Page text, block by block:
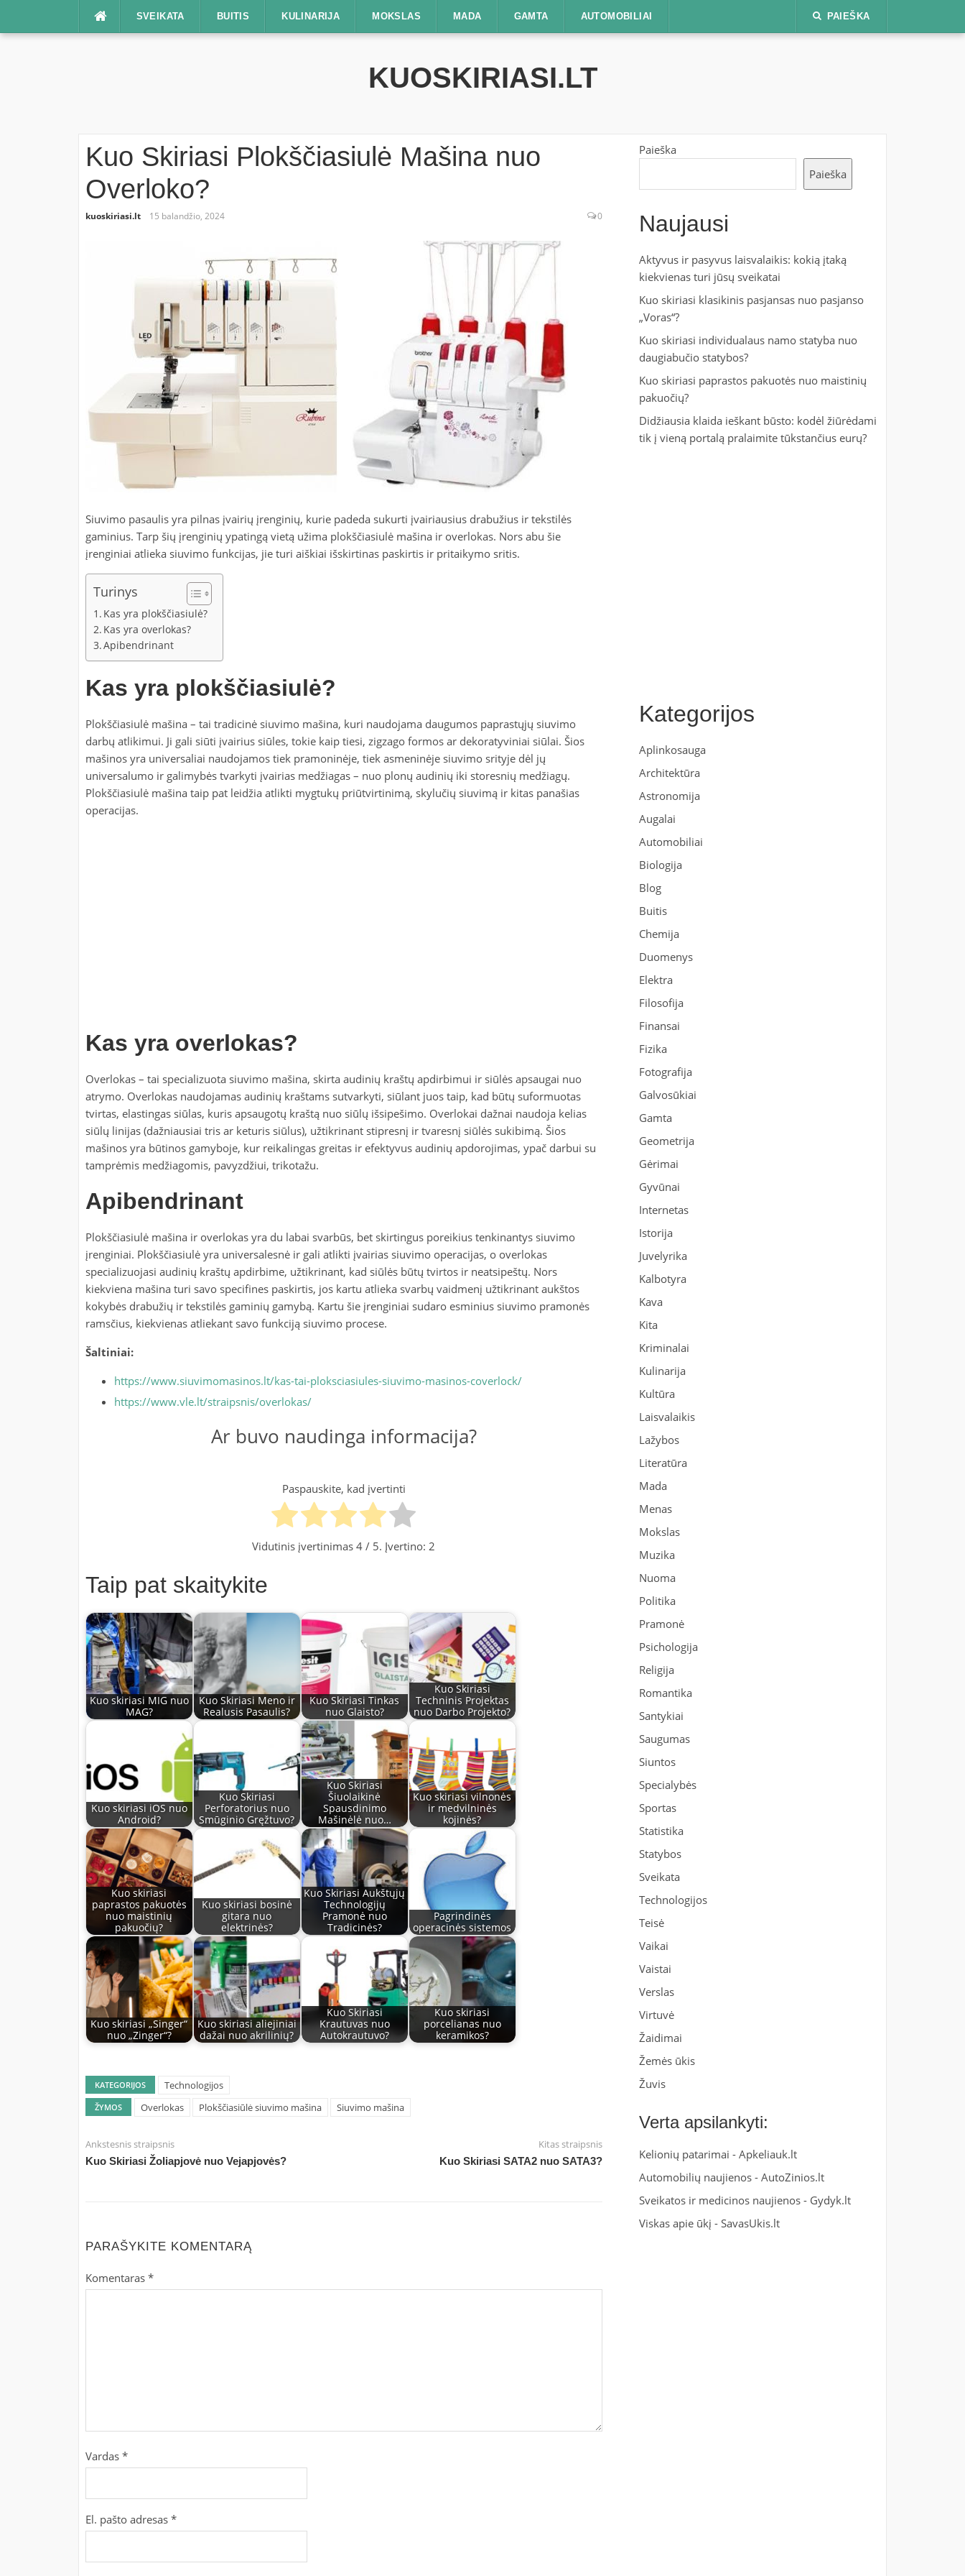
SVEIKATA BUITIS KULINARIJA MOKSLAS MADA GAMTA AUTOMOBILIAI PAIEŠKA
KUOSKIRIASI.LT
Kuo Skiriasi Plokščiasiulė Mašina nuo
Overloko?
kuoskiriasi.lt 15 balandžio, 2024 0
Siuvimo pasaulis yra pilnas įvairių įrenginių, kurie padeda sukurti įvairiausius drabužius ir tekstilės
gaminius. Tarp šių įrenginių ypatingą vietą užima plokščiasiulė mašina ir overlokas. Nors abu šie
įrenginiai atlieka siuvimo funkcijas, jie turi aiškiai išskirtinas paskirtis ir pritaikymo sritis.
Turinys
Kas yra plokščiasiulė?
Kas yra overlokas?
Apibendrinant
Kas yra plokščiasiulė?
Plokščiasiulė mašina – tai tradicinė siuvimo mašina, kuri naudojama daugumos paprastųjų siuvimo
darbų atlikimui. Ji gali siūti įvairius siūles, tokie kaip tiesi, zigzago formos ar dekoratyviniai siūlai. Šios
mašinos yra universaliai naudojamos tiek pramoninėje, tiek asmeninėje siuvimo srityje dėl jų
universalumo ir galimybės tvarkyti įvairias medžiagas – nuo plonų audinių iki storesnių medžiagų.
Plokščiasiulė mašina taip pat leidžia atlikti mygtukų priūtvirtinimą, skylučių siuvimą ir kitas panašias
operacijas.
Kas yra overlokas?
Overlokas – tai specializuota siuvimo mašina, skirta audinių kraštų apdirbimui ir siūlės apsaugai nuo
atrymo. Overlokas naudojamas audinių kraštams sutvarkyti, siūlant juos taip, kad būtų suformuotas
tvirtas, elastingas siūlas, kuris apsaugotų kraštą nuo siūlų išsipešimo. Overlokai dažnai naudoja kelias
siūlų linijas (dažniausiai tris ar keturis siūlus), užtikrinant stipresnį ir tvaresnį siūlės sukibimą. Šios
mašinos yra būtinos gamyboje, kur reikalingas greitas ir efektyvus audinių apdorojimas, ypač darbui su
tamprėmis medžiagomis, pavyzdžiui, trikotažu.
Apibendrinant
Plokščiasiulė mašina ir overlokas yra du labai svarbūs, bet skirtingus poreikius tenkinantys siuvimo
įrenginiai. Plokščiasiulė yra universalesnė ir gali atlikti įvairias siuvimo operacijas, o overlokas
specializuojasi audinių kraštų apdirbime, užtikrinant, kad siūlės būtų tvirtos ir neatsipeštų. Nors
kiekviena mašina turi savo specifines paskirtis, jos kartu atlieka svarbų vaidmenį užtikrinant aukštos
kokybės drabužių ir tekstilės gaminių gamybą. Kartu šie įrenginiai sudaro esminius siuvimo pramonės
ramsčius, kiekvienas atliekant savo funkciją siuvimo procese.
Šaltiniai:
https://www.siuvimomasinos.lt/kas-tai-ploksciasiules-siuvimo-masinos-coverlock/
https://www.vle.lt/straipsnis/overlokas/
Ar buvo naudinga informacija?
Paspauskite, kad įvertinti
Vidutinis įvertinimas4 / 5. Įvertino: 2
Taip pat skaitykite
Kuo skiriasi MIG nuo
MAG?
Kuo Skiriasi Meno ir
Realusis Pasaulis?
Kuo Skiriasi Tinkas
nuo Glaisto?
Kuo Skiriasi
Techninis Projektas
nuo Darbo Projekto?
Kuo skiriasi iOS nuo
Android?
Kuo Skiriasi
Perforatorius nuo
Smūginio Gręžtuvo?
Kuo Skiriasi
Šiuolaikinė
Spausdinimo
Mašinėlė nuo…
Kuo skiriasi vilnonės
ir medvilninės
kojinės?
Kuo skiriasi
paprastos pakuotės
nuo maistinių
pakuočių?
Kuo skiriasi bosinė
gitara nuo
elektrinės?
Kuo Skiriasi Aukštųjų
Technologijų
Pramonė nuo
Tradicinės?
Pagrindinės
operacinės sistemos
Kuo skiriasi „Singer“
nuo „Zinger“?
Kuo skiriasi aliejiniai
dažai nuo akrilinių?
Kuo Skiriasi
Krautuvas nuo
Autokrautuvo?
Kuo skiriasi
porcelianas nuo
keramikos?
KATEGORIJOS Technologijos
ŽYMOS Overlokas Plokščiasiūlė siuvimo mašina Siuvimo mašina
Ankstesnis straipsnis
Kuo Skiriasi Žoliapjovė nuo Vejapjovės?
Kitas straipsnis
Kuo Skiriasi SATA2 nuo SATA3?
PARAŠYKITE KOMENTARĄ
Komentaras *
Vardas *
El. pašto adresas *
Paieška
Paieška
Naujausi
Aktyvus ir pasyvus laisvalaikis: kokią įtaką
kiekvienas turi jūsų sveikatai
Kuo skiriasi klasikinis pasjansas nuo pasjanso
„Voras“?
Kuo skiriasi individualaus namo statyba nuo
daugiabučio statybos?
Kuo skiriasi paprastos pakuotės nuo maistinių
pakuočių?
Didžiausia klaida ieškant būsto: kodėl žiūrėdami
tik į vieną portalą pralaimite tūkstančius eurų?
Kategorijos
Aplinkosauga
Architektūra
Astronomija
Augalai
Automobiliai
Biologija
Blog
Buitis
Chemija
Duomenys
Elektra
Filosofija
Finansai
Fizika
Fotografija
Galvosūkiai
Gamta
Geometrija
Gėrimai
Gyvūnai
Internetas
Istorija
Juvelyrika
Kalbotyra
Kava
Kita
Kriminalai
Kulinarija
Kultūra
Laisvalaikis
Lažybos
Literatūra
Mada
Menas
Mokslas
Muzika
Nuoma
Politika
Pramonė
Psichologija
Religija
Romantika
Santykiai
Saugumas
Siuntos
Specialybės
Sportas
Statistika
Statybos
Sveikata
Technologijos
Teisė
Vaikai
Vaistai
Verslas
Virtuvė
Žaidimai
Žemės ūkis
Žuvis
Verta apsilankyti:
Kelionių patarimai -Apkeliauk.lt
Automobilių naujienos -AutoZinios.lt
Sveikatos ir medicinos naujienos - Gydyk.lt
Viskas apie ūkį -SavasUkis.lt